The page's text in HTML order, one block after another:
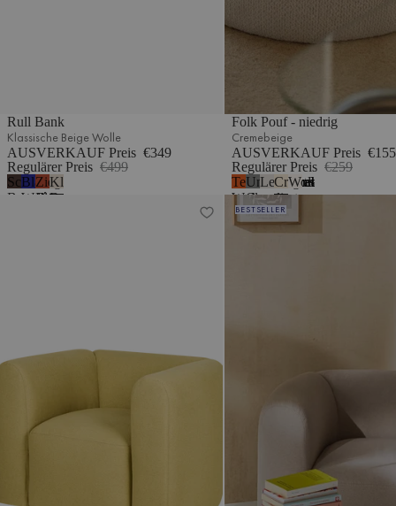
Rull Bank
Klassische Beige Wolle
AUSVERKAUF Preis €349
Regulärer Preis €499
Schokoladenbrauner
Bouclé
Blaubeermousse
Wolle
Ziegelrot
Bouclé
Klassische
Beige
Folk Pouf - niedrig
Cremebeige
AUSVERKAUF Preis €155
Regulärer Preis €259
Terrakotta-
Wolle
Universelles
Grau
-
Wolle
Lehmgrau
meliert
Cremebeige
Wolkenbeige
5
Folk Pouf - hoch
BESTSELLER